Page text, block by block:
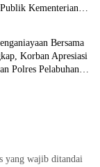
Kementerian
Bersama
Korban Apresiasi
Polres Pelabuhan
yang wajib ditandai